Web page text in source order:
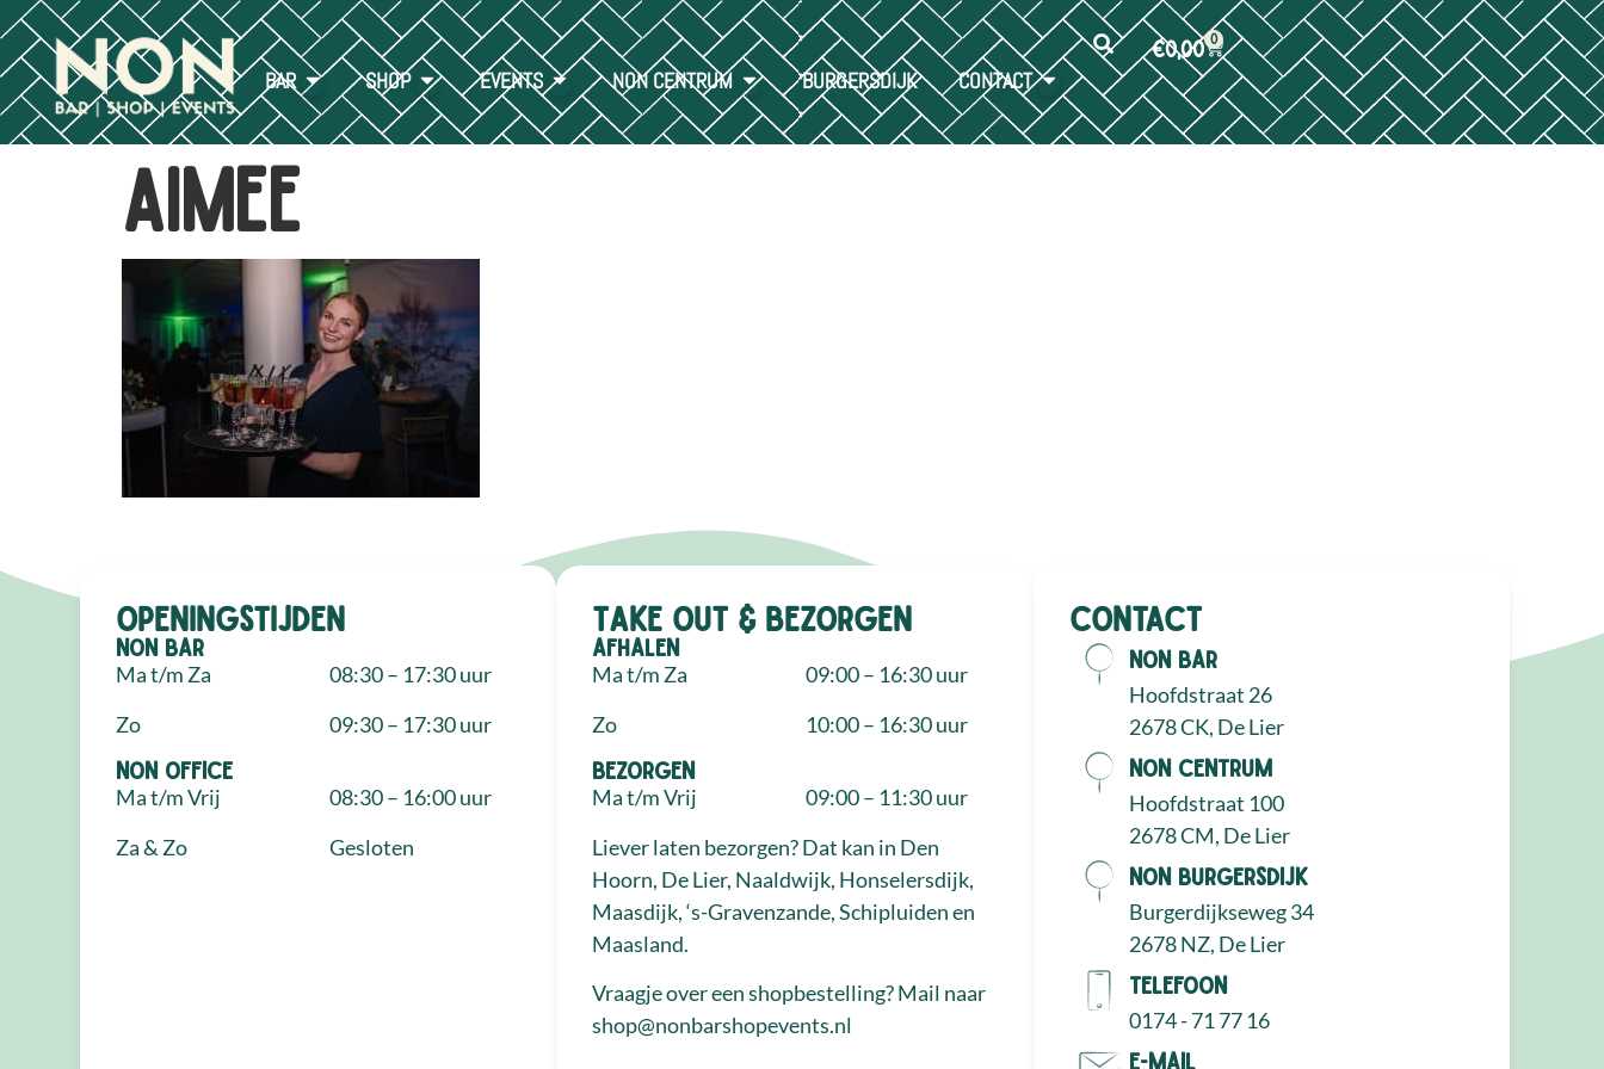
BAR SHOP EVENTS NON CENTRUM BURGERSDIJK CONTACT
€0,00 0
Aimee
Openingstijden
NON Bar
Ma t/m Za
Zo
08:30 – 17:30 uur
09:30 – 17:30 uur
NON Office
Ma t/m Vrij
Za & Zo
08:30 – 16:00 uur
Gesloten
Take out & bezorgen
Afhalen
Ma t/m Za
Zo
09:00 – 16:30 uur
10:00 – 16:30 uur
Bezorgen
Ma t/m Vrij
09:00 – 11:30 uur
Liever laten bezorgen? Dat kan in Den
Hoorn, De Lier, Naaldwijk, Honselersdijk,
Maasdijk, ‘s-Gravenzande, Schipluiden en
Maasland.
Vraagje over een shopbestelling? Mail naar
shop@nonbarshopevents.nl
Contact
NON Bar
Hoofdstraat 26
2678 CK, De Lier
NON Centrum
Hoofdstraat 100
2678 CM, De Lier
NON Burgersdijk
Burgerdijkseweg 34
2678 NZ, De Lier
Telefoon
0174 - 71 77 16
E-mail